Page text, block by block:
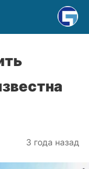
3 года назад